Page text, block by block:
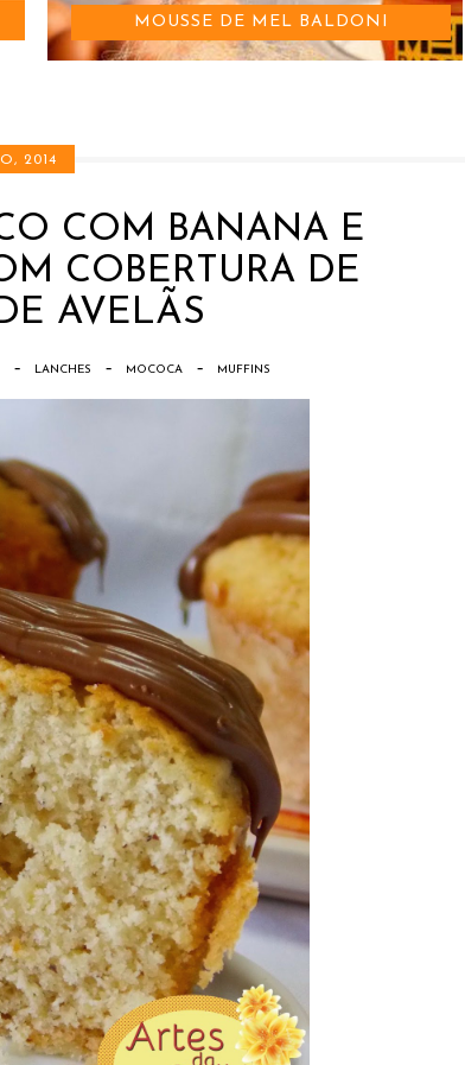
MOUSSE DE MEL BALDONI
2014
COM BANANA E
COBERTURA DE
AVELÃS
- LANCHES - MOCOCA - MUFFINS